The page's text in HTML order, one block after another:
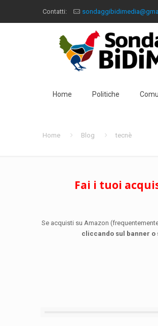
Contatti:
Home Politiche
Home Blog tecnè
Fai i tuoi
Se acquisti su Amazon
cliccando sul banner